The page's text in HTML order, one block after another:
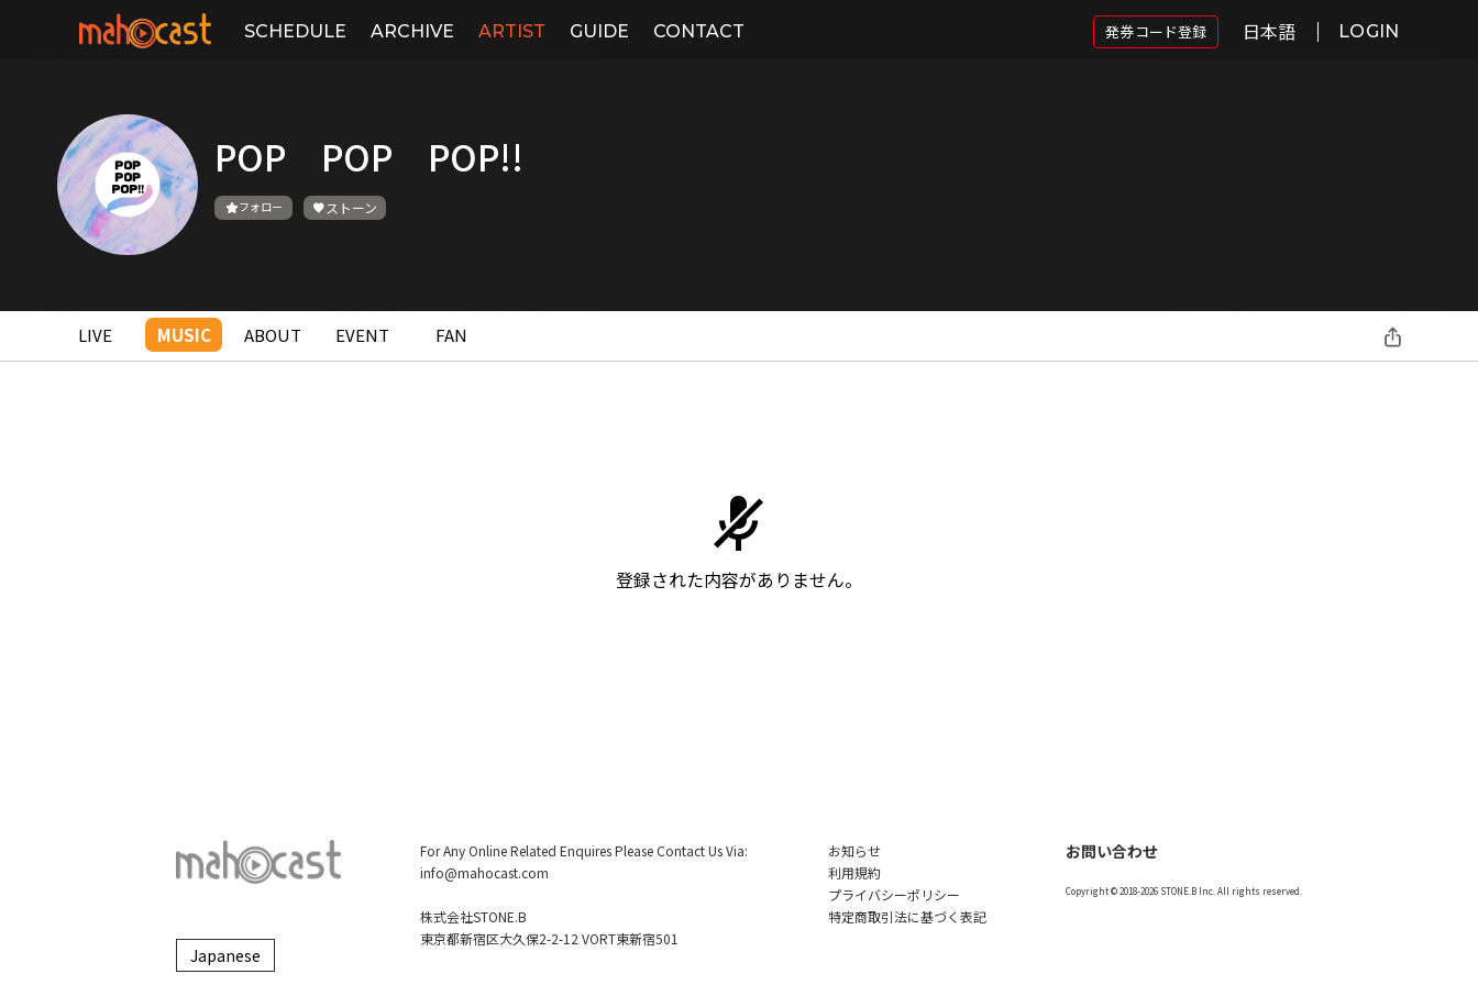
SCHEDULE ARCHIVE ARTIST GUIDE CONTACT 発券コード登録 日本語 LOGIN
POP POP POP!!
フォロー ストーン
LIVE MUSIC ABOUT EVENT FAN
登録された内容がありません。
For Any Online Related Enquires Please Contact Us Via:
info@mahocast.com
株式会社STONE.B
東京都新宿区大久保2-2-12 VORT東新宿501
お知らせ
利用規約
プライバシーポリシー
特定商取引法に基づく表記
お問い合わせ
Copyright © 2018-2026 STONE.B Inc. All rights reserved.